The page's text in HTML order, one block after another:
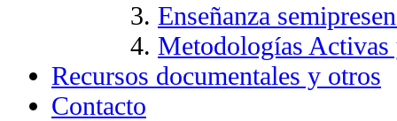
Enseñanza
Metodologías
Recursos documentales y otros
Contacto